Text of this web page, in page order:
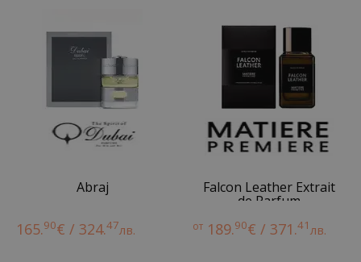
Abraj
165.90€ / 324.47лв.
Falcon Leather Extrait
de Parfum
от 189.90€ / 371.41лв.